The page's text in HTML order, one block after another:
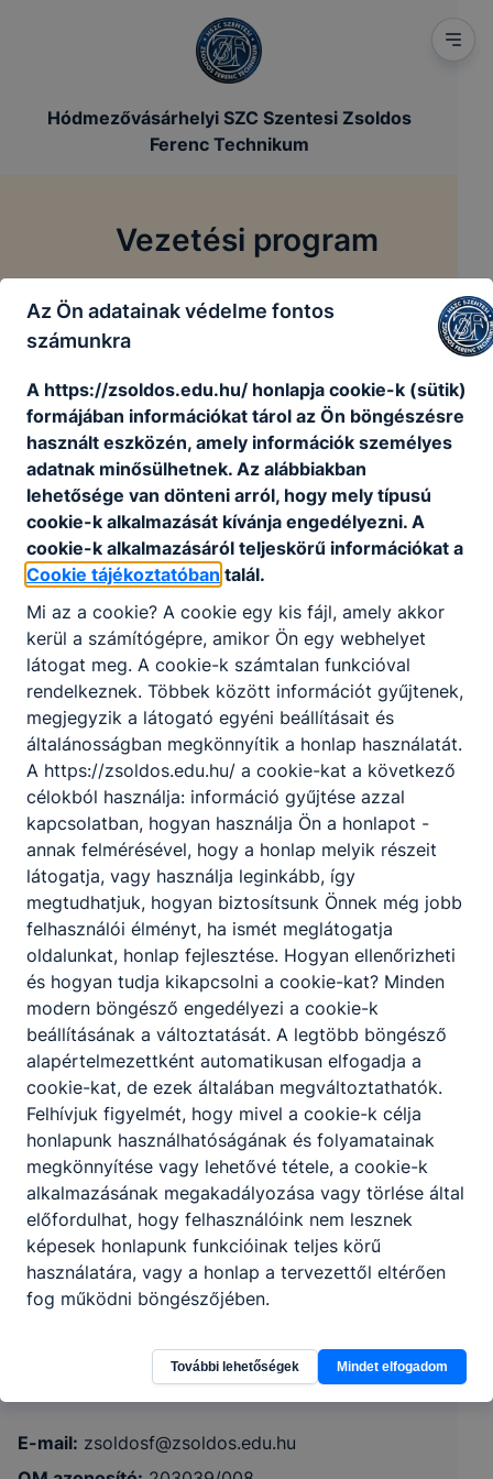
Hódmezővásárhelyi SZC Szentesi Zsoldos
Ferenc Technikum
Vezetési program
Főoldal / Szakmai dokumentumok / Vezetési program
A vezetési program megtalálható aközérdekű
adatokmenüpont alatt.
Partnereink
Hódmezővásárhelyi SZC Szentesi Zsoldos
Ferenc Technikum
6600 Szentes, Szent Imre herceg u. 1.
+36-63-562-335
E-mail: zsoldosf@zsoldos.edu.hu
Az Ön adatainak védelme fontos
számunkra
A https://zsoldos.edu.hu/ honlapja cookie-k (sütik)
formájában információkat tárol az Ön böngészésre
használt eszközén, amely információk személyes
adatnak minősülhetnek. Az alábbiakban
lehetősége van dönteni arról, hogy mely típusú
cookie-k alkalmazását kívánja engedélyezni. A
cookie-k alkalmazásáról teljeskörű információkat a
Cookie tájékoztatóban talál.
Mi az a cookie? A cookie egy kis fájl, amely akkor
kerül a számítógépre, amikor Ön egy webhelyet
látogat meg. A cookie-k számtalan funkcióval
rendelkeznek. Többek között információt gyűjtenek,
megjegyzik a látogató egyéni beállításait és
általánosságban megkönnyítik a honlap használatát.
A https://zsoldos.edu.hu/ a cookie-kat a következő
célokból használja: információ gyűjtése azzal
kapcsolatban, hogyan használja Ön a honlapot -
annak felmérésével, hogy a honlap melyik részeit
látogatja, vagy használja leginkább, így
megtudhatjuk, hogyan biztosítsunk Önnek még jobb
felhasználói élményt, ha ismét meglátogatja
oldalunkat, honlap fejlesztése. Hogyan ellenőrizheti
és hogyan tudja kikapcsolni a cookie-kat? Minden
modern böngésző engedélyezi a cookie-k
beállításának a változtatását. A legtöbb böngésző
alapértelmezettként automatikusan elfogadja a
cookie-kat, de ezek általában megváltoztathatók.
Felhívjuk figyelmét, hogy mivel a cookie-k célja
honlapunk használhatóságának és folyamatainak
megkönnyítése vagy lehetővé tétele, a cookie-k
alkalmazásának megakadályozása vagy törlése által
előfordulhat, hogy felhasználóink nem lesznek
képesek honlapunk funkcióinak teljes körű
használatára, vagy a honlap a tervezettől eltérően
fog működni böngészőjében.
További lehetőségek Mindet elfogadom